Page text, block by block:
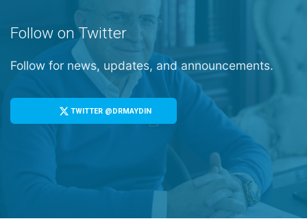
Follow on Twitter
Follow for news, updates, and announcements.
TWITTER @DRMAYDIN